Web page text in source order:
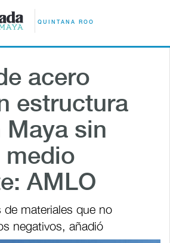
QUINTANA ROO
acero
estructura
Maya sin
medio
AMLO
de materiales que no
negativos, añadió